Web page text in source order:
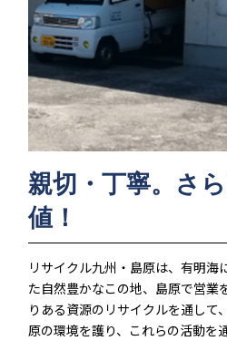
親切・丁寧。さ
値！
リサイクル九州・島原は、有明海
た自然豊かなこの地、島原で営業
りある資源のリサイクルを通して
原の環境を護り、これらの活動を